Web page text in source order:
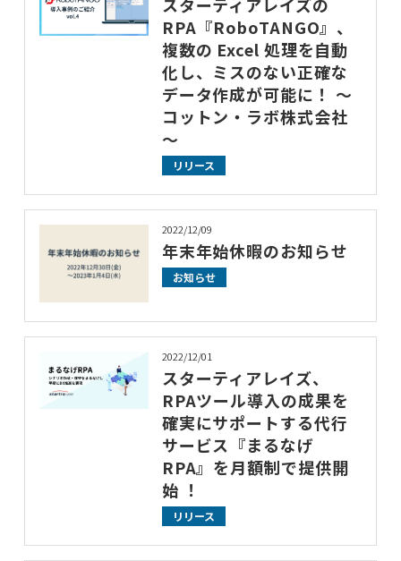
RPA『RoboTANGO』、
複数の Excel 処理を自動
化し、ミスのない正確な
データ作成が可能に！ ～
コットン・ラボ株式会社
～
リリース
2022/12/09
年末年始休暇のお知らせ
お知らせ
2022/12/01
スターティアレイズ、
RPAツール導入の成果を
確実にサポートする代行
サービス『まるなげ
RPA』を月額制で提供開
始 ！
リリース